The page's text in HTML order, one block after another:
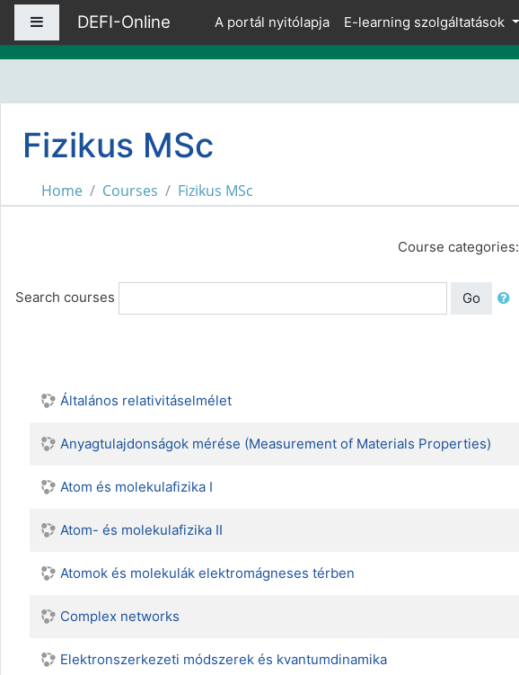
Skip to main content
Side panel
DEFI-Online A portál nyitólapja E-learning szolgáltatások
Fizikus MSc
Home Courses Fizikus MSc
Course categories:
Search courses Go
Általános relativitáselmélet
Anyagtulajdonságok mérése (Measurement of Materials Properties)
Atom és molekulafizika I
Atom- és molekulafizika II
Atomok és molekulák elektromágneses térben
Complex networks
Elektronszerkezeti módszerek és kvantumdinamika